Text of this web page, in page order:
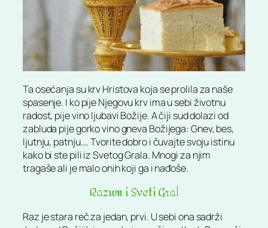
Ta osećanja su krv Hristova koja se prolila za naše
spasenje. I ko pije Njegovu krv ima u sebi životnu
radost, pije vino ljubavi Božije. A čiji sud dolazi od
zabluda pije gorko vino gneva Božijega: Gnev, bes,
ljutnju, patnju…. Tvorite dobro i čuvajte svoju istinu
kako bi ste pili iz Svetog Grala. Mnogi za njim
tragaše ali je malo onih koji ga i nađoše.
Razum i Sveti Gral
Raz je stara reč za jedan, prvi. U sebi ona sadrži